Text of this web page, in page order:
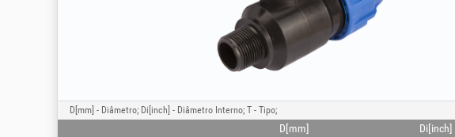
D[mm] - Diâmetro; Di[inch] - Diâmetro Interno; T - Tipo;
D[mm] Di[inch]